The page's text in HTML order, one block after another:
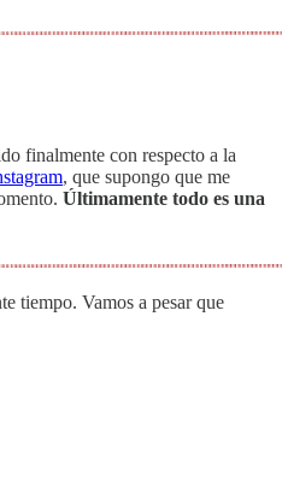
finalmente con respecto a la
, que supongo que me
Últimamente todo es una
tiempo. Vamos a pesar que